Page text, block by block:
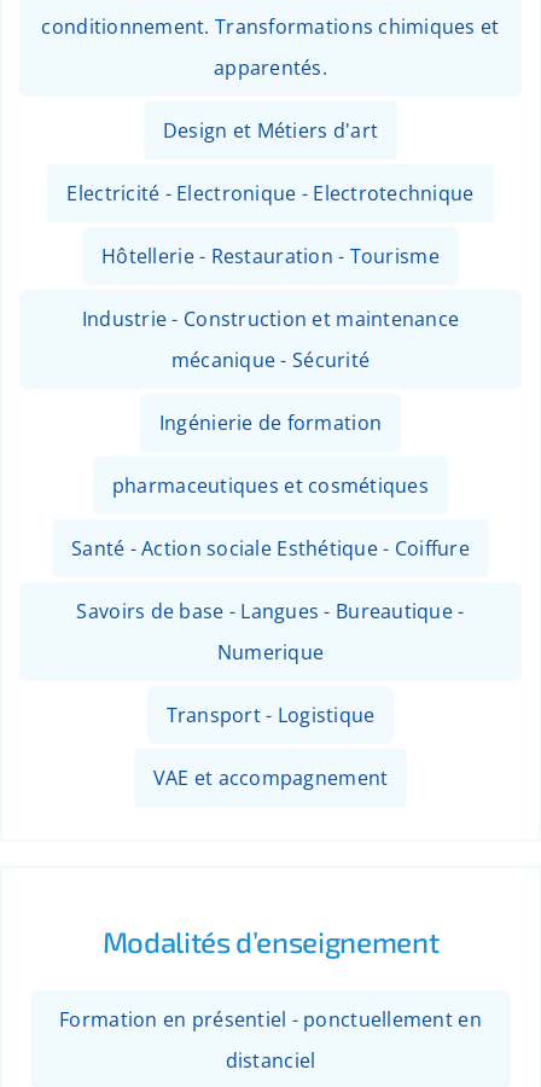
conditionnement. Transformations chimiques et
apparentés.
Design et Métiers d'art
Electricité - Electronique - Electrotechnique
Hôtellerie - Restauration - Tourisme
Industrie - Construction et maintenance
mécanique - Sécurité
Ingénierie de formation
pharmaceutiques et cosmétiques
Santé - Action sociale Esthétique - Coiffure
Savoirs de base - Langues - Bureautique -
Numerique
Transport - Logistique
VAE et accompagnement
Modalités d’enseignement
Formation en présentiel - ponctuellement en
distanciel